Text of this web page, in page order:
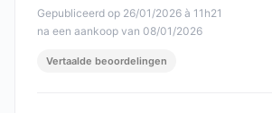
Gepubliceerd op 26/01/2026 à 11h21
na een aankoop van 08/01/2026
Vertaalde beoordelingen